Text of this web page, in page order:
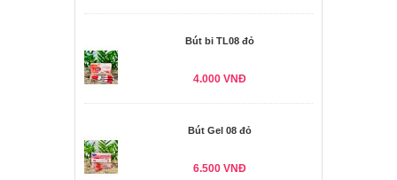
Bút bi TL08 đỏ
4.000 VNĐ
Bút Gel 08 đỏ
6.500 VNĐ